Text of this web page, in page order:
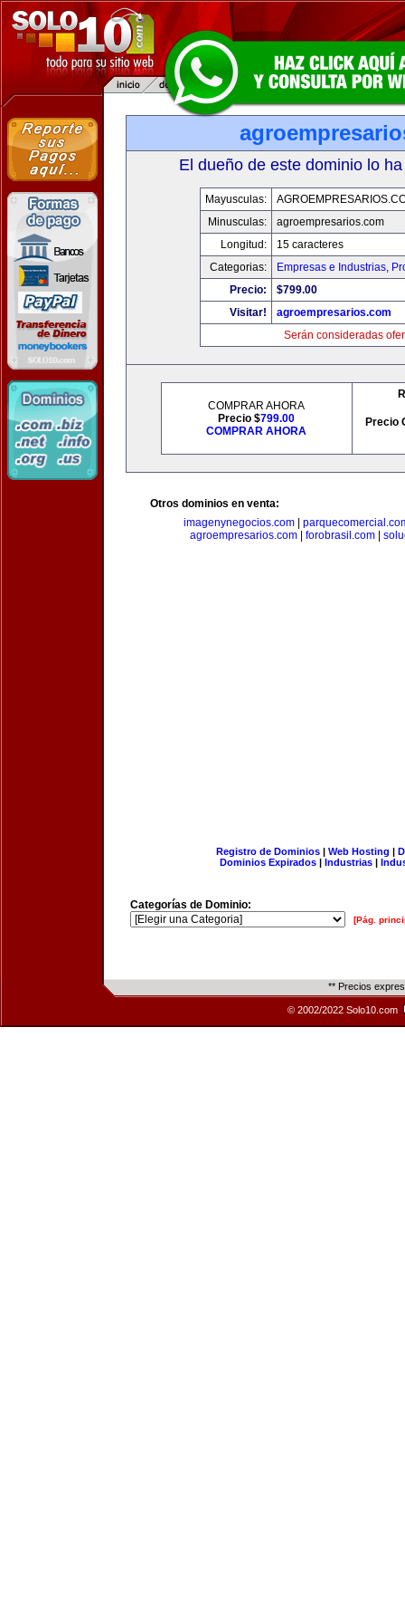
El dueño de este dominio lo
Mayusculas:
Minusculas:
agroempresarios.com
Longitud:
15 caracteres
Categorias:
Empresas e Industrias,
Precio:
$799.00
Visitar!
agroempresarios.com
Serán consideradas
COMPRAR AHORA
Precio $799.00
COMPRAR AHORA
Precio
Otros dominios en venta:
imagenynegocios.com
agroempresarios.com| forobrasil.com|
Registro de Dominios| Web Hosting |
Dominios Expirados | Industrias |
Categorías de Dominio:
[Pág.
** Precios
© 2002/2022 Solo10.com